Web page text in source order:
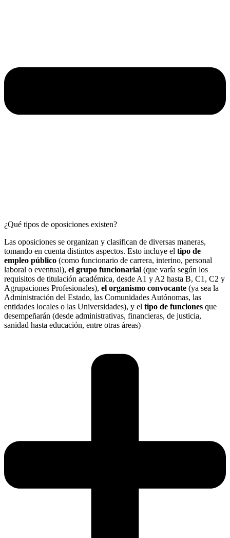
¿Qué tipos de oposiciones existen?
Las oposiciones se organizan y clasifican de diversas maneras,
tomando en cuenta distintos aspectos. Esto incluye el tipo de
empleo público (como funcionario de carrera, interino, personal
laboral o eventual), el grupo funcionarial (que varía según los
requisitos de titulación académica, desde A1 y A2 hasta B, C1, C2 y
Agrupaciones Profesionales), el organismo convocante (ya sea la
Administración del Estado, las Comunidades Autónomas, las
entidades locales o las Universidades), y el tipo de funciones que
desempeñarán (desde administrativas, financieras, de justicia,
sanidad hasta educación, entre otras áreas)